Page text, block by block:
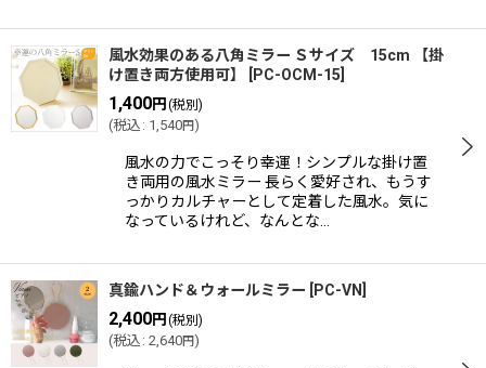
風水効果のある八角ミラー Ｓサイズ 15cm 【掛
け置き両方使用可】
PC-OCM-15
1,400円 (税別)
(税込 : 1,540円)
風水の力でこっそり幸運！シンプルな掛け置
き両用の風水ミラー 長らく愛好され、もうす
っかりカルチャーとして定着した風水。気に
なっているけれど、なんとな…
真鍮ハンド＆ウォールミラー PC-VN
2,400円 (税別)
(税込 : 2,640円)